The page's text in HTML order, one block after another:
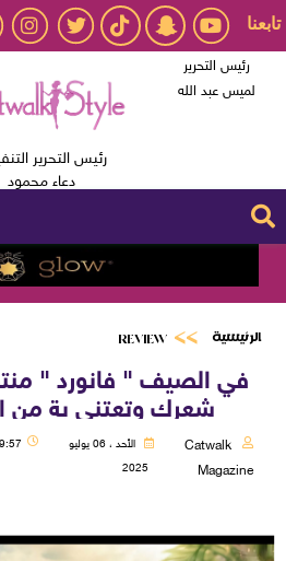
تابعنا
رئيس التحرير
لميس عبد الله
رئيس التحرير
دعاء محمود
الرئيسية REVIEW
في الصيف " فانورد "
شعرك وتعتنى بة من
Catwalk
Magazine
الأحد ، 06 يوليو
2025